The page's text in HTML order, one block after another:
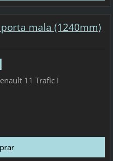
mala (1240mm)
11 Trafic I